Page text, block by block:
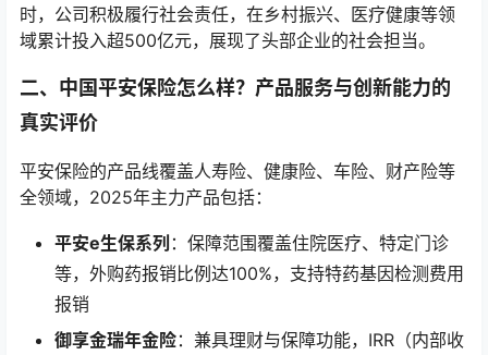
时，公司积极履行社会责任，在乡村振兴、医疗健康等领
域累计投入超500亿元，展现了头部企业的社会担当。
二、中国平安保险怎么样？产品服务与创新能力的
真实评价
平安保险的产品线覆盖人寿险、健康险、车险、财产险等
全领域，2025年主力产品包括：
平安e生保系列 ：保障范围覆盖住院医疗、特定门诊
等，外购药报销比例达100%，支持特药基因检测费用
报销
御享金瑞年金险：兼具理财与保障功能，IRR（内部收